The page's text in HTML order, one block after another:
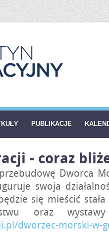
PUBLIKACJE
- coraz
Dworca
swoja
się mieścić
oraz
dworzec-morski-w-